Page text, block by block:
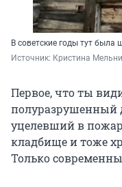
В советские годы тут была
Источник: Кристина
Первое, что ты
полуразрушенный
уцелевший в
кладбище и тоже
Только